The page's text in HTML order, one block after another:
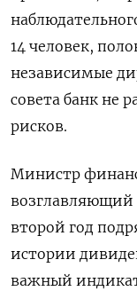
14 человек,
независимые
совета банк не
рисков.
Министр
возглавляющий
второй год
истории
важный